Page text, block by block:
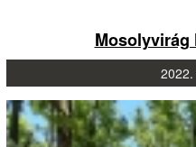
Mosolyvirág
2022.